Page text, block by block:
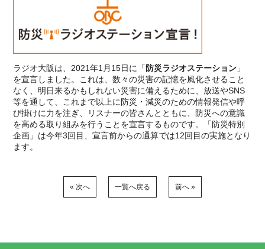
ラジオ大阪は、2021年1月15日に「 防災ラジオステーション 」
を宣言しました。これは、数々の災害の記憶を風化させること
なく、明日来るかもしれない災害に備えるために、放送やSNS
等を通して、これまで以上に防災・減災のための情報発信や呼
び掛けに力を注ぎ、リスナーの皆さんとともに、防災への意識
を高める取り組みを行うことを宣言するものです。「防災特別
企画」は今年3回目、宣言前からの通算では12回目の実施となり
ます。
« 次へ 一覧へ戻る 前へ »